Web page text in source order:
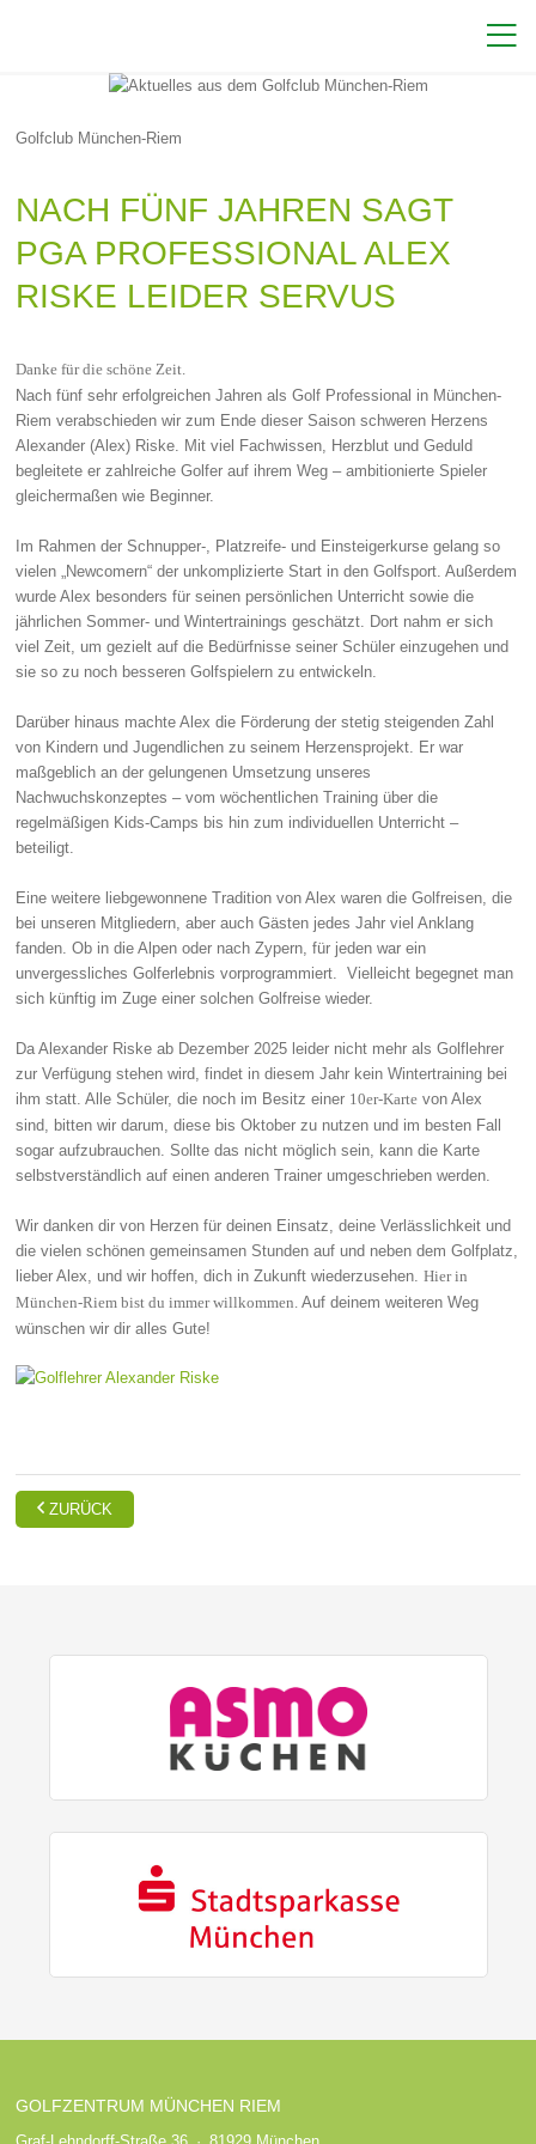

Golfclub München-Riem
NACH FÜNF JAHREN SAGT
PGA PROFESSIONAL ALEX
RISKE LEIDER SERVUS
Danke für die schöne Zeit.
Nach fünf sehr erfolgreichen Jahren als Golf Professional in München-
Riem verabschieden wir zum Ende dieser Saison schweren Herzens
Alexander (Alex) Riske. Mit viel Fachwissen, Herzblut und Geduld
begleitete er zahlreiche Golfer auf ihrem Weg – ambitionierte Spieler
gleichermaßen wie Beginner.
Im Rahmen der Schnupper-, Platzreife- und Einsteigerkurse gelang so
vielen „Newcomern“ der unkomplizierte Start in den Golfsport. Außerdem
wurde Alex besonders für seinen persönlichen Unterricht sowie die
jährlichen Sommer- und Wintertrainings geschätzt. Dort nahm er sich
viel Zeit, um gezielt auf die Bedürfnisse seiner Schüler einzugehen und
sie so zu noch besseren Golfspielern zu entwickeln.
Darüber hinaus machte Alex die Förderung der stetig steigenden Zahl
von Kindern und Jugendlichen zu seinem Herzensprojekt. Er war
maßgeblich an der gelungenen Umsetzung unseres
Nachwuchskonzeptes – vom wöchentlichen Training über die
regelmäßigen Kids-Camps bis hin zum individuellen Unterricht –
beteiligt.
Eine weitere liebgewonnene Tradition von Alex waren die Golfreisen, die
bei unseren Mitgliedern, aber auch Gästen jedes Jahr viel Anklang
fanden. Ob in die Alpen oder nach Zypern, für jeden war ein
unvergessliches Golferlebnis vorprogrammiert. Vielleicht begegnet man
sich künftig im Zuge einer solchen Golfreise wieder.
Da Alexander Riske ab Dezember 2025 leider nicht mehr als Golflehrer
zur Verfügung stehen wird, findet in diesem Jahr kein Wintertraining bei
ihm statt. Alle Schüler, die noch im Besitz einer 10er-Karte von Alex
sind, bitten wir darum, diese bis Oktober zu nutzen und im besten Fall
sogar aufzubrauchen. Sollte das nicht möglich sein, kann die Karte
selbstverständlich auf einen anderen Trainer umgeschrieben werden.
Wir danken dir von Herzen für deinen Einsatz, deine Verlässlichkeit und
die vielen schönen gemeinsamen Stunden auf und neben dem Golfplatz,
lieber Alex, und wir hoffen, dich in Zukunft wiederzusehen.Hier in
München-Riem bist du immer willkommen. Auf deinem weiteren Weg
wünschen wir dir alles Gute!
 ZURÜCK
GOLFZENTRUM MÜNCHEN RIEM